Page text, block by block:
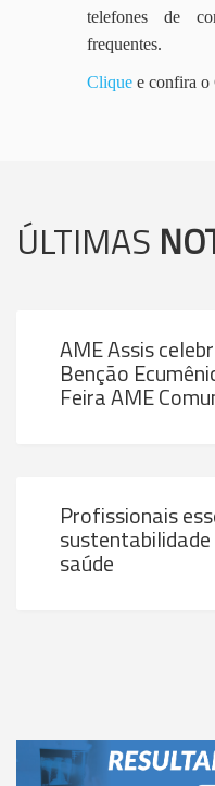
telefones de
frequentes.
Clique e confira o
ÚLTIMAS
AME Assis
Benção
Feira AME
Profissionais
saúde